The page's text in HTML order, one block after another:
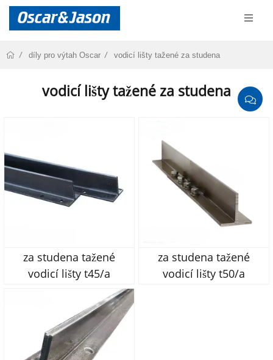
díly pro výtah Oscar vodicí lišty tažené za studena
vodicí lišty tažené za studena
za studena tažené
vodicí lišty t45/a
za studena tažené
vodicí lišty t50/a